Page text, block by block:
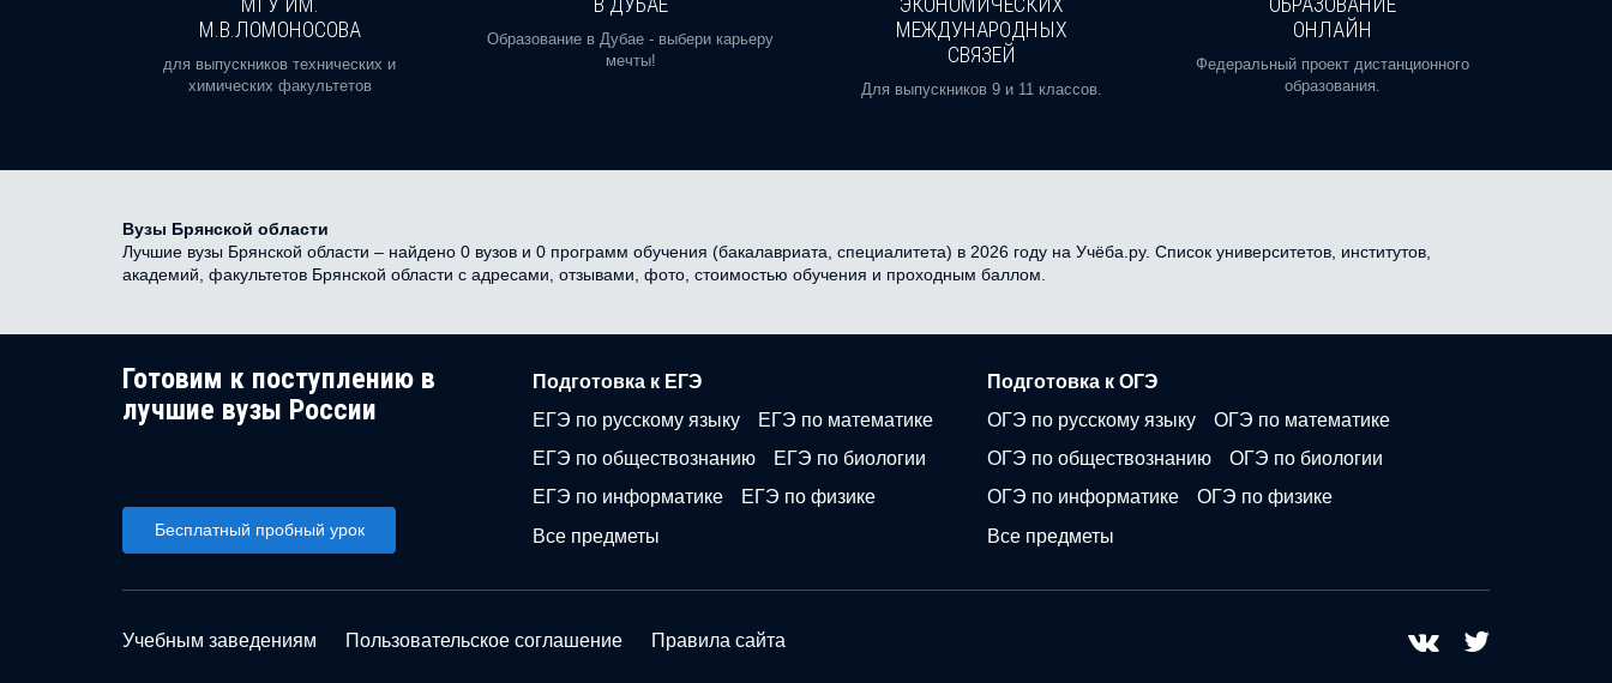
М.В.ЛОМОНОСОВА
для выпускников технических и
химических факультетов
Образование в Дубае - выбери карьеру
мечты!
МЕЖДУНАРОДНЫХ
СВЯЗЕЙ
Для выпускников 9 и 11 классов.
ОНЛАЙН
Федеральный проект дистанционного
образования.
Вузы Брянской области
Лучшие вузы Брянской области – найдено 0 вузов и 0 программ обучения (бакалавриата, специалитета) в 2026 году на Учёба.ру. Список университетов, институтов,
академий, факультетов Брянской области с адресами, отзывами, фото, стоимостью обучения и проходным баллом.
Готовим к поступлению в
лучшие вузы России
Бесплатный пробный урок
Подготовка к ЕГЭ
ЕГЭ по русскому языку
ЕГЭ по математике
ЕГЭ по обществознанию
ЕГЭ по биологии
ЕГЭ по информатике
ЕГЭ по физике
Все предметы
Подготовка к ОГЭ
ОГЭ по русскому языку
ОГЭ по математике
ОГЭ по обществознанию
ОГЭ по биологии
ОГЭ по информатике
ОГЭ по физике
Все предметы
Учебным заведениям Пользовательское соглашение Правила сайта